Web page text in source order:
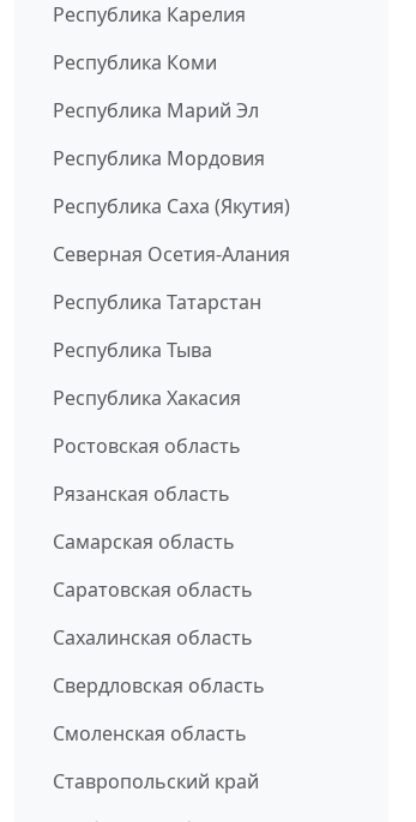
Республика Карелия
Республика Коми
Республика Марий Эл
Республика Мордовия
Республика Саха (Якутия)
Северная Осетия-Алания
Республика Татарстан
Республика Тыва
Республика Хакасия
Ростовская область
Рязанская область
Самарская область
Саратовская область
Сахалинская область
Свердловская область
Смоленская область
Ставропольский край